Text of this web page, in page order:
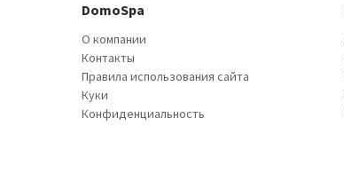
DomoSpa
О компании
Контакты
Правила использования сайта
Куки
Конфиденциальность